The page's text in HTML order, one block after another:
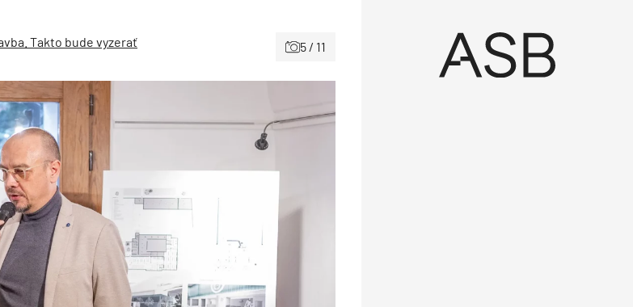
Takto bude vyzerať 5 / 11